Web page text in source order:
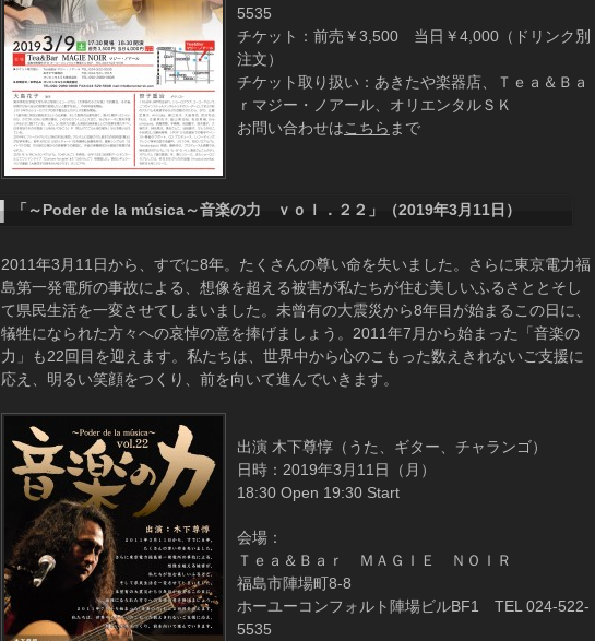
5535
チケット：前売￥3,500 当日￥4,000（ドリンク別
注文）
チケット取り扱い：あきたや楽器店、Ｔｅａ＆Ｂａ
ｒマジー・ノアール、オリエンタルＳＫ
お問い合わせはこちら まで
「～Poder de la música～音楽の力 ｖｏｌ．２２」（2019年3月11日）
2011年3月11日から、すでに8年。たくさんの尊い命を失いました。さらに東京電力福
島第一発電所の事故による、想像を超える被害が私たちが住む美しいふるさととそし
て県民生活を一変させてしまいました。未曾有の大震災から8年目が始まるこの日に、
犠牲になられた方々への哀悼の意を捧げましょう。2011年7月から始まった「音楽の
力」も22回目を迎えます。私たちは、世界中から心のこもった数えきれないご支援に
応え、明るい笑顔をつくり、前を向いて進んでいきます。
出演 木下尊惇（うた、ギター、チャランゴ）
日時：2019年3月11日（月）
18:30 Open 19:30 Start
会場：
Ｔｅａ＆Ｂａｒ ＭＡＧＩＥ ＮＯＩＲ
福島市陣場町8-8
ホーユーコンフォルト陣場ビルBF1 TEL 024-522-
5535